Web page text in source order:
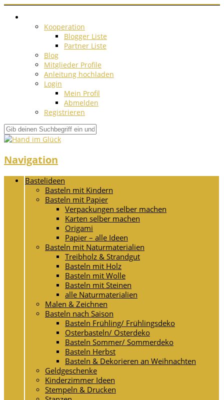
Kooperation
Blogger Liste
Partner Liste
Blog
Mitglieder Profile
Anleitung hochladen
Login
Mein Profil
Abmelden
Registrieren
Navigation
Bastelideen
Basteln mit Kindern
Basteln mit Papier
Verpackungen selber machen
Karten selber machen
Origami
Papier – alle Ideen
Basteln mit Naturmaterialien
Treibholz & Strandgut
Basteln mit Holz
Basteln mit Wolle
Basteln mit Steinen
alle Naturmaterialien
Malen & Zeichnen
Basteln nach Saison
Basteln Frühling/ Frühlingsdeko
Osterbasteln/ Osterdeko
Basteln Sommer/ Sommerdeko
Basteln Herbst
Basteln & Dekorieren an Weihnachten
Geldgeschenke
Kinderzimmer Ideen
Stempeln & Drucken